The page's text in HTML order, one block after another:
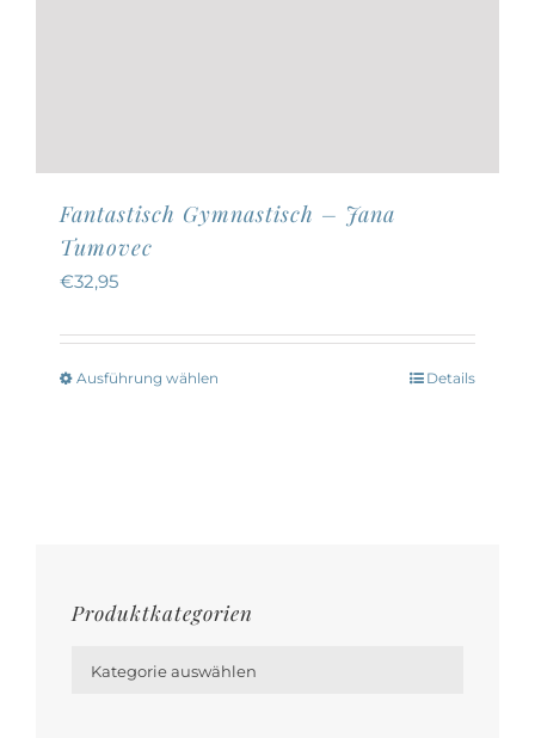
Fantastisch Gymnastisch – Jana
Tumovec
€32,95
Ausführung wählen
können
Details
Produktkategorien
Kategorie auswählen